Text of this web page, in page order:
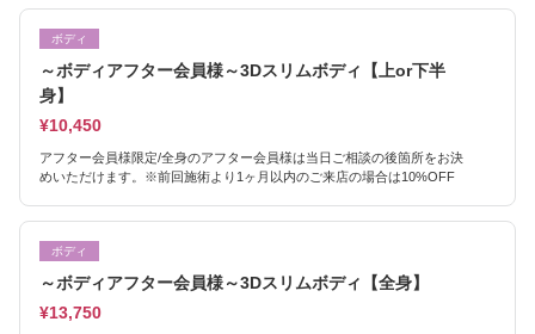
ボディ
～ボディアフター会員様～3Dスリムボディ【上or下半
身】
¥10,450
アフター会員様限定/全身のアフター会員様は当日ご相談の後箇所をお決
めいただけます。※前回施術より1ヶ月以内のご来店の場合は10%OFF
ボディ
～ボディアフター会員様～3Dスリムボディ【全身】
¥13,750